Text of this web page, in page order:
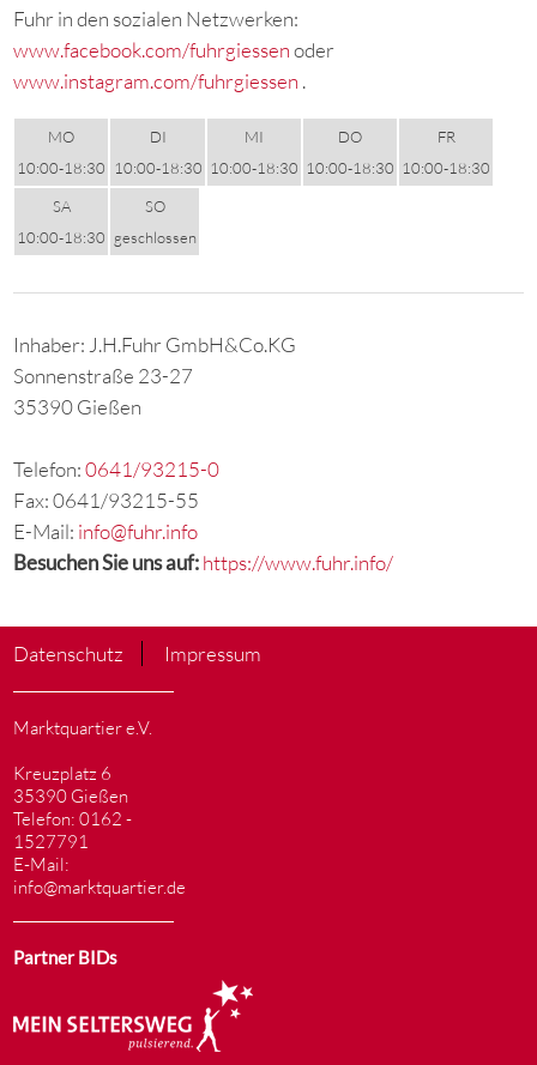
Fuhr in den sozialen Netzwerken:
www.facebook.com/fuhrgiessenoder
www.instagram.com/fuhrgiessen .
MO
10:00-18:30
DI
10:00-18:30
MI
10:00-18:30
DO
10:00-18:30
FR
10:00-18:30
SA
10:00-18:30
SO
geschlossen
Inhaber: J.H.Fuhr GmbH&Co.KG
Sonnenstraße 23-27
35390 Gießen
Telefon:0641/93215-0
Fax: 0641/93215-55
E-Mail: info@fuhr.info
Besuchen Sie uns auf:https://www.fuhr.info/
Datenschutz Impressum
Marktquartier e.V.
Kreuzplatz 6
35390 Gießen
Telefon: 0162 -
1527791
E-Mail:
info@marktquartier.de
Partner BIDs